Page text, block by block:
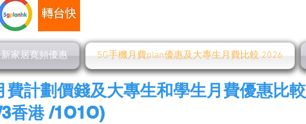
家居寬頻優惠 5G手機月費plan優惠及大專生月費比較 2026
計劃價錢及大專生和學生月費優惠比較
香港 /1O1O)